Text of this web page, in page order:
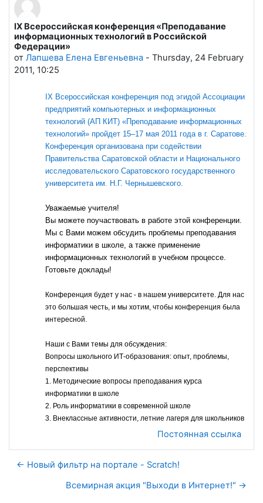
IX Всероссийская конференция «Преподавание
информационных технологий в Российской
Федерации»
от Лапшева Елена Евгеньевна - Thursday, 24 February
2011, 10:25
Количество ответов: 0
IX Всероссийская конференция под эгидой Ассоциации
предприятий компьютерных и информационных
технологий (АП КИТ) «Преподавание информационных
технологий» пройдет 15–17 мая 2011 года в г. Саратове.
Конференция организована при содействии
Правительства Саратовской области и Национального
исследовательского Саратовского государственного
университета им. Н.Г. Чернышевского
Уважаемые учителя!
Вы можете поучаствовать в работе этой конференции.
Мы с Вами можем обсудить проблемы преподавания
информатики в школе, а также применение
информационных технологий в учебном процессе.
Готовьте доклады!
Конференция будет у нас - в нашем университете. Для нас
это большая честь, и мы хотим, чтобы конференция была
интересной.
Наши с Вами темы для обсуждения:
Вопросы школьного ИТ-образования: опыт, проблемы,
перспективы
1. Методические вопросы преподавания курса
информатики в школе
2. Роль информатики в современной школе
3. Внеклассные активности, летние лагеря для школьников
Постоянная ссылка
← Новый фильтр на портале - Scratch!
Всемирная акция "Выходи в Интернет!" →